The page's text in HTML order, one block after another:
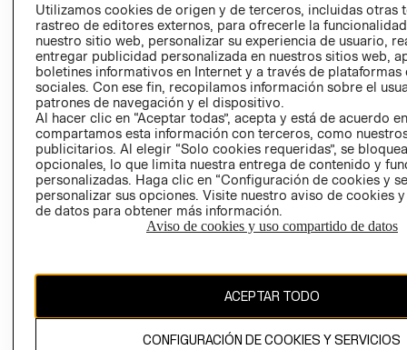
AVISO DE
PRIVACIDAD
GIFT CARD
AVISO DE
El contenido de esta página web está protegido por copyright y es
Utilizamos cookies de origen y de terceros, incluidas otras
rastreo de editores externos, para ofrecerle la
nuestro sitio web, personalizar su experiencia de usuario,
entregar publicidad personalizada en nuestros sitios web,
boletines informativos en Internet y a través de plataformas
sociales. Con ese fin, recopilamos información sobre el
patrones de navegación y el dispositivo.
Al hacer clic en “Aceptar todas”, acepta y está de acuerdo
compartamos esta información con terceros, como
publicitarios. Al elegir “Solo cookies requeridas”, se
opcionales, lo que limita nuestra entrega de contenido y
personalizadas. Haga clic en “Configuración de cookies y
personalizar sus opciones. Visite nuestro aviso de cookies
de datos para obtener más información.
Aviso de cookies y uso compartido de datos
ACEPTAR TODO
CONFIGURACIÓN DE COOKIES Y SERVICIOS